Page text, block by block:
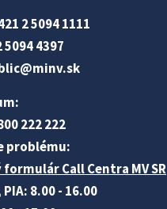
2 5094 1111
5094 4397
.sk
222 222
problému:
Call Centra MV SR
PIA: 8.00 - 16.00